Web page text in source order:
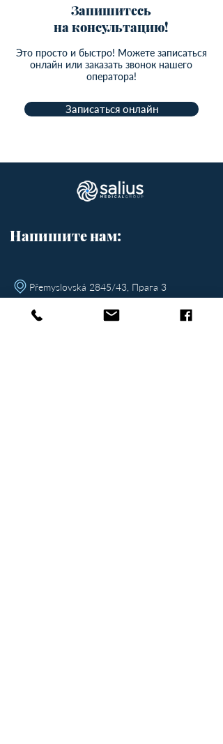
Запишитесь
на консультацию!
Это просто и быстро! Можете записаться
онлайн или заказать звонок нашего
оператора!
Записаться онлайн
Напишите нам:
Přemyslovská 2845/43, Прага 3